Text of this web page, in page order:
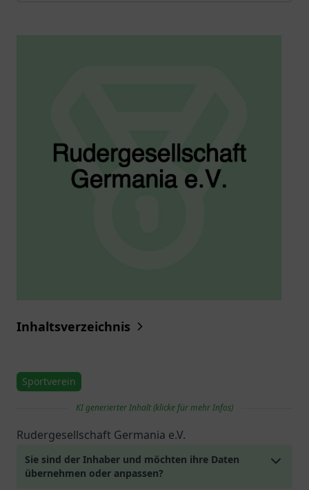
Inhaltsverzeichnis
Sportverein
KI generierter Inhalt (klicke für mehr Infos)
Rudergesellschaft Germania e.V.
Sie sind der Inhaber und möchten ihre Daten
übernehmen oder anpassen?